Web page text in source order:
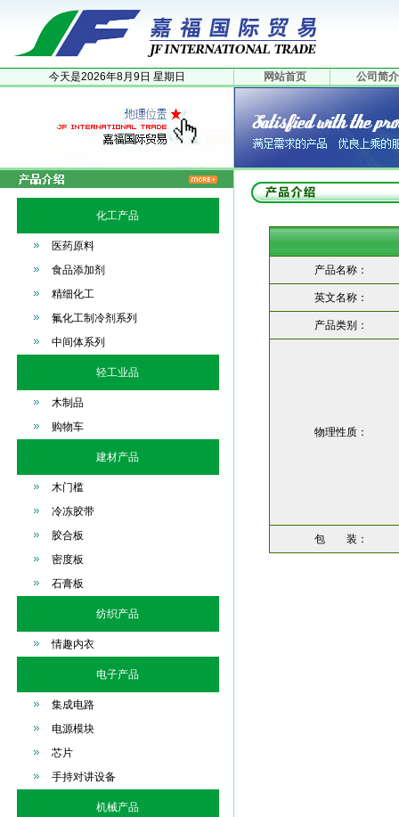
今天是2026年8月 9日 星期日 网站首页 公司简介
化工产品
医药原料
食品添加剂
精细化工
氟化工制冷剂系列
中间体系列
轻工业品
木制品
购物车
建材产品
木门槛
冷冻胶带
胶合板
密度板
石膏板
纺织产品
情趣内衣
电子产品
集成电路
电源模块
芯片
手持对讲设备
机械产品
产品名称：
英文名称：
产品类别：
物理性质：
包 装：